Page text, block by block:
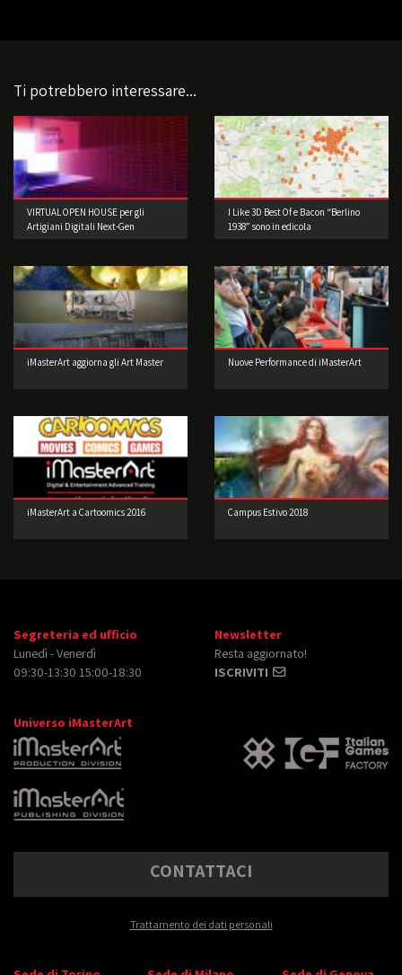
Ti potrebbero interessare...
VIRTUAL OPEN HOUSE per gli
Artigiani Digitali Next-Gen
I Like 3D Best Of e Bacon “Berlino
1938” sono in edicola
iMasterArt aggiorna gli Art Master Nuove Performance di iMasterArt
iMasterArt a Cartoomics 2016 Campus Estivo 2018
Segreteria ed ufficio
Lunedì - Venerdì
09:30-13:30 15:00-18:30
Newsletter
Resta aggiornato!
ISCRIVITI
Universo iMasterArt
CONTATTACI
Trattamento dei dati personali